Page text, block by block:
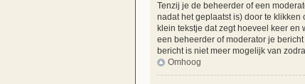
Tenzij je de beheerder of een
nadat het geplaatst is) door te klikken
klein tekstje dat zegt hoeveel keer
een beheerder of moderator je
bericht is niet meer mogelijk van
Omhoog